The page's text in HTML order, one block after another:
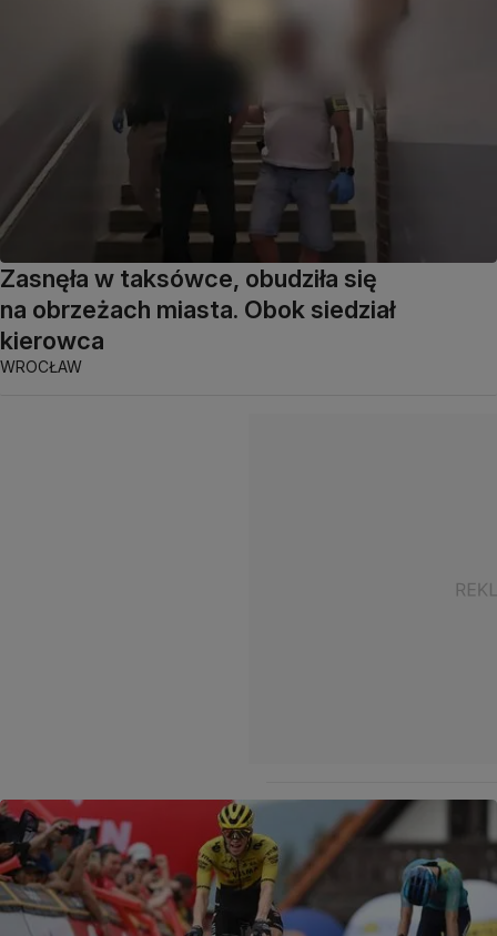
Zasnęła w taksówce, obudziła się
na obrzeżach miasta. Obok siedział
kierowca
WROCŁAW